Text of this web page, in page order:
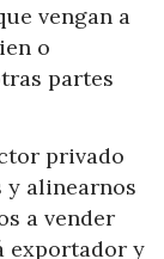
vengan a
o
partes
privado
y alinearnos
a vender
exportador y